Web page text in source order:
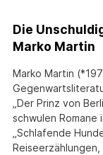
Die
Marko Martin
Marko Martin
„Der Prinz von
schwulen
„Schlafende